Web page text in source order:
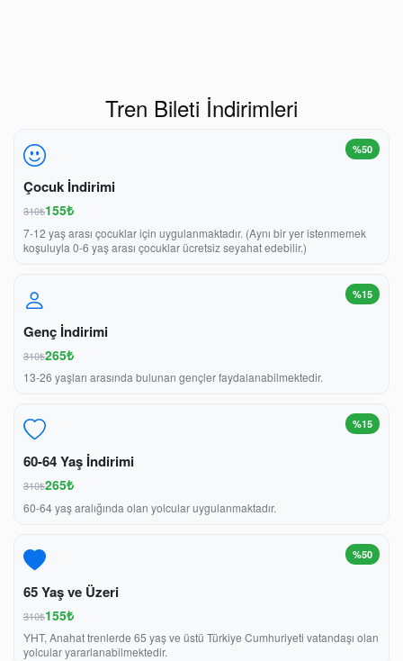
Tren Bileti İndirimleri
%50
Çocuk İndirimi
310₺155₺
7-12 yaş arası çocuklar için uygulanmaktadır. (Aynı bir yer istenmemek
koşuluyla 0-6 yaş arası çocuklar ücretsiz seyahat edebilir.)
%15
Genç İndirimi
310₺265₺
13-26 yaşları arasında bulunan gençler faydalanabilmektedir.
%15
60-64 Yaş İndirimi
310₺265₺
60-64 yaş aralığında olan yolcular uygulanmaktadır.
%50
65 Yaş ve Üzeri
310₺155₺
YHT, Anahat trenlerde 65 yaş ve üstü Türkiye Cumhuriyeti vatandaşı olan
yolcular yararlanabilmektedir.